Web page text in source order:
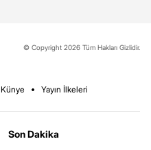
© Copyright 2026 Tüm Hakları Gizlidir.
Künye Yayın İlkeleri
Son Dakika